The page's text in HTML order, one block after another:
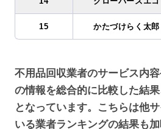
15 かたづけらく太郎
不用品回収業者のサービス内
の情報を総合的に比較した結
となっています。こちらは他
いる業者ランキングの結果も